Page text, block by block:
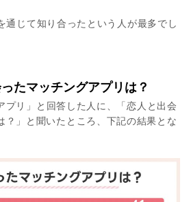
通じて知り合ったという人が最多でし
たマッチングアプリは？
リ」と回答した人に、「恋人と出会
？」と聞いたところ、下記の結果とな